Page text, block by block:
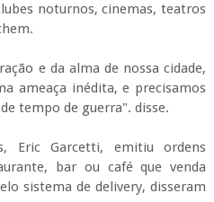
noturnos, cinemas, teatros
e da alma de nossa cidade,
ameaça inédita, e precisamos
tempo de guerra". disse.
Eric Garcetti, emitiu ordens
bar ou café que venda
sistema de delivery, disseram